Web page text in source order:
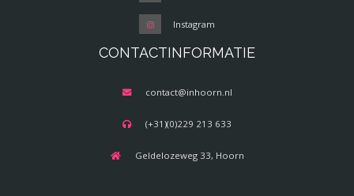
Instagram
CONTACTINFORMATIE
contact@inhoorn.nl
(+31)(0)229 213 633
Geldelozeweg 33, Hoorn